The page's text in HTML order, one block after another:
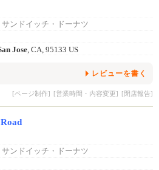
ンドイッチ・ドーナツ
Jose, CA, 95133 US
レビューを書く
[ページ制作] [営業時間・内容変更] [閉店報告]
ンドイッチ・ドーナツ